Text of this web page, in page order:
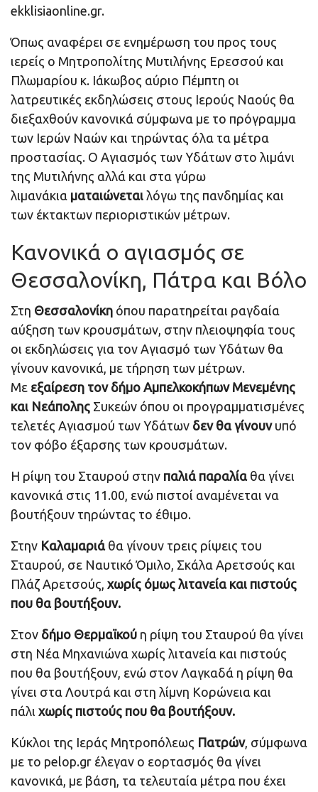
ekklisiaonline.gr.
Όπως αναφέρει σε ενημέρωση του προς τους
ιερείς ο Μητροπολίτης Μυτιλήνης Ερεσσού και
Πλωμαρίου κ. Ιάκωβος αύριο Πέμπτη οι
λατρευτικές εκδηλώσεις στους Ιερούς Ναούς θα
διεξαχθούν κανονικά σύμφωνα με το πρόγραμμα
των Ιερών Ναών και τηρώντας όλα τα μέτρα
προστασίας. Ο Αγιασμός των Υδάτων στο λιμάνι
της Μυτιλήνης αλλά και στα γύρω
λιμανάκια ματαιώνεται λόγω της πανδημίας και
των έκτακτων περιοριστικών μέτρων.
Κανονικά ο αγιασμός σε
Θεσσαλονίκη, Πάτρα και Βόλο
Στη Θεσσαλονίκη όπου παρατηρείται ραγδαία
αύξηση των κρουσμάτων, στην πλειοψηφία τους
οι εκδηλώσεις για τον Αγιασμό των Υδάτων θα
γίνουν κανονικά, με τήρηση των μέτρων.
Με εξαίρεση τον δήμο Αμπελκοκήπων Μενεμένης
και Νεάπολης Συκεών όπου οι προγραμματισμένες
τελετές Αγιασμού των Υδάτων δεν θα γίνουνυπό
τον φόβο έξαρσης των κρουσμάτων.
Η ρίψη του Σταυρού στην παλιά παραλίαθα γίνει
κανονικά στις 11.00, ενώ πιστοί αναμένεται να
βουτήξουν τηρώντας το έθιμο.
Στην Καλαμαριάθα γίνουν τρεις ρίψεις του
Σταυρού, σε Ναυτικό Όμιλο, Σκάλα Αρετσούς και
Πλάζ Αρετσούς, χωρίς όμως λιτανεία και πιστούς
που θα βουτήξουν.
Στον δήμο Θερμαϊκού η ρίψη του Σταυρού θα γίνει
στη Νέα Μηχανιώνα χωρίς λιτανεία και πιστούς
που θα βουτήξουν, ενώ στον Λαγκαδά η ρίψη θα
γίνει στα Λουτρά και στη λίμνη Κορώνεια και
πάλι χωρίς πιστούς που θα βουτήξουν.
Κύκλοι της Ιεράς Μητροπόλεως Πατρών, σύμφωνα
με το pelop.gr έλεγαν ο εορτασμός θα γίνει
κανονικά, με βάση, τα τελευταία μέτρα που έχει